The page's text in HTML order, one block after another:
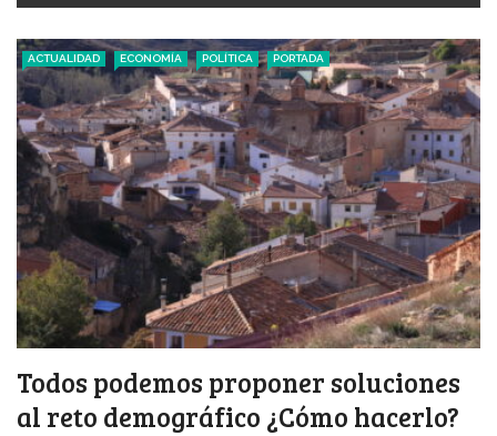
ACTUALIDAD ECONOMÍA POLÍTICA PORTADA
Todos podemos proponer soluciones
al reto demográfico ¿Cómo hacerlo?